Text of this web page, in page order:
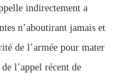
indirectement a
n’aboutirant jamais et
de l’armée pour mater
l’appel récent de